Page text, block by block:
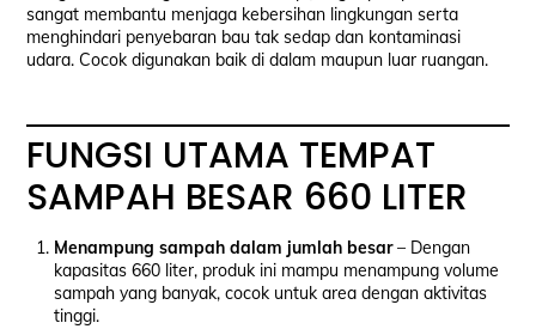
sangat membantu menjaga kebersihan lingkungan serta
menghindari penyebaran bau tak sedap dan kontaminasi
udara. Cocok digunakan baik di dalam maupun luar ruangan.
FUNGSI UTAMA TEMPAT
SAMPAH BESAR 660 LITER
Menampung sampah dalam jumlah besar– Dengan
kapasitas 660 liter, produk ini mampu menampung volume
sampah yang banyak, cocok untuk area dengan aktivitas
tinggi.